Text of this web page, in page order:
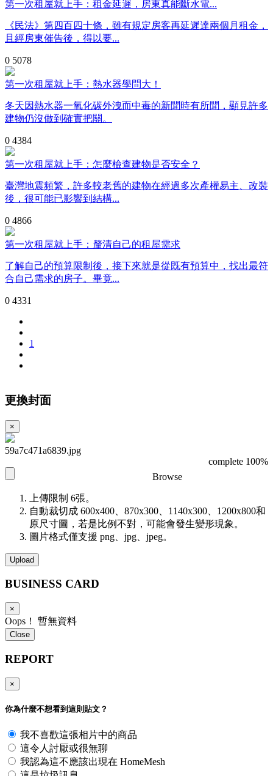
第一次租屋就上手：租金延遲，房東真能斷水電...
《民法》第四百四十條，雖有規定房客再延遲達兩個月租金，
且經房東催告後，得以要...
0 5078
第一次租屋就上手：熱水器學問大！
冬天因熱水器一氧化碳外洩而中毒的新聞時有所聞，顯見許多
建物仍沒做到確實把關。
0 4384
第一次租屋就上手：怎麼檢查建物是否安全？
臺灣地震頻繁，許多較老舊的建物在經過多次產權易主、改裝
後，很可能已影響到結構...
0 4866
第一次租屋就上手：釐清自己的租屋需求
了解自己的預算限制後，接下來就是從既有預算中，找出最符
合自己需求的房子。畢竟...
0 4331
1
更換封面
×
59a7c471a6839.jpg
complete 100%
Browse
上傳限制 6張。
自動裁切成 600x400、870x300、1140x300、1200x800和
原尺寸圖，若是比例不對，可能會發生變形現象。
圖片格式僅支援 png、jpg、jpeg。
Upload
BUSINESS CARD
×
Oops！ 暫無資料
Close
REPORT
×
你為什麼不想看到這則貼文？
我不喜歡這張相片中的商品
這令人討厭或很無聊
我認為這不應該出現在 HomeMesh